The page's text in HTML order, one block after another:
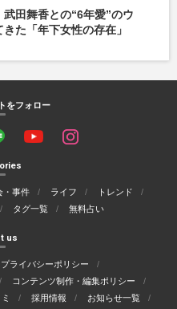
武田舞香との“6年愛”のウ
た「年下女性の存在」
をフォロー
・事件 ライフ
トレンド
タグ一覧 無料占い
us
プライバシーポリシー
コンテンツ制作・編集ポリシー
採用情報
お知らせ一覧